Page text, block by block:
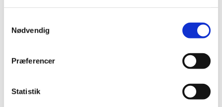
Nødvendig
Præferencer
Statistik
Du vil måske også kunne lide...